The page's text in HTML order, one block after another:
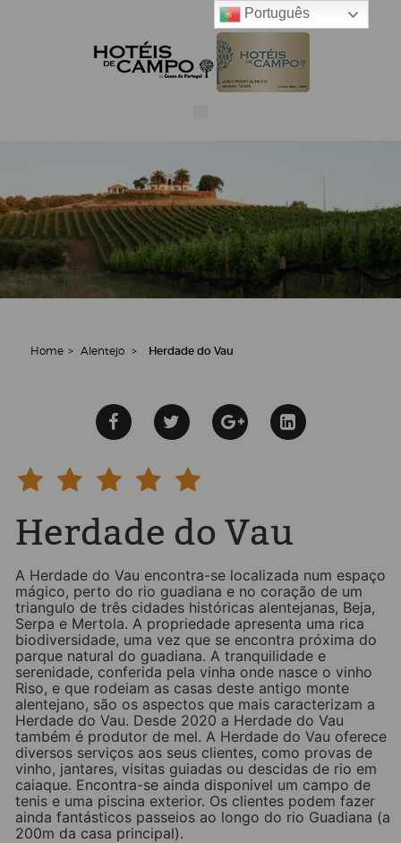
Home > Alentejo > Herdade do Vau
Herdade do Vau
A Herdade do Vau encontra-se localizada num espaço
mágico, perto do rio guadiana e no coração de um
triangulo de três cidades históricas alentejanas, Beja,
Serpa e Mertola. A propriedade apresenta uma rica
biodiversidade, uma vez que se encontra próxima do
parque natural do guadiana. A tranquilidade e
serenidade, conferida pela vinha onde nasce o vinho
Riso, e que rodeiam as casas deste antigo monte
alentejano, são os aspectos que mais caracterizam a
Herdade do Vau. Desde 2020 a Herdade do Vau
também é produtor de mel. A Herdade do Vau oferece
diversos serviços aos seus clientes, como provas de
vinho, jantares, visitas guiadas ou descidas de rio em
caiaque. Encontra-se ainda disponivel um campo de
tenis e uma piscina exterior. Os clientes podem fazer
ainda fantásticos passeios ao longo do rio Guadiana (a
200m da casa principal).
Português